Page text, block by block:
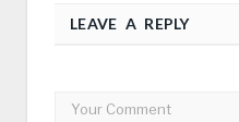
LEAVE A REPLY